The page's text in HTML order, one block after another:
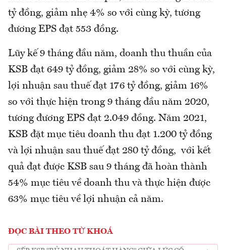
tỷ đồng, giảm nhẹ 4% so với cùng kỳ, tương
đương EPS đạt 553 đồng.
Lũy kế 9 tháng đầu năm, doanh thu thuần của
KSB đạt 649 tỷ đồng, giảm 28% so với cùng kỳ,
lợi nhuận sau thuế đạt 176 tỷ đồng, giảm 16%
so với thực hiện trong 9 tháng đầu năm 2020,
tương đương EPS đạt 2.049 đồng. Năm 2021,
KSB đặt mục tiêu doanh thu đạt 1.200 tỷ đồng
và lợi nhuận sau thuế đạt 280 tỷ đồng, với kết
quả đạt được KSB sau 9 tháng đã hoàn thành
54% mục tiêu về doanh thu và thực hiện được
63% mục tiêu về lợi nhuận cả năm.
ĐỌC BÀI THEO TỪ KHOÁ